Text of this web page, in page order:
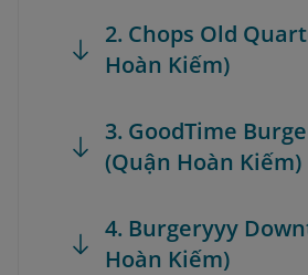
2. Chops Old
Hoàn Kiếm)
3. GoodTime
(Quận Hoàn Kiếm)
4. Burgeryyy
Hoàn Kiếm)